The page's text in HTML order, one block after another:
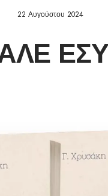
22 Αυγούστου 2024